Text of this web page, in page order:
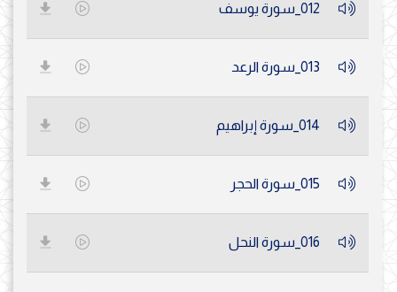
012_سورة يوسف
013_سورة الرعد
014_سورة إبراهيم
015_سورة الحجر
016_سورة النحل